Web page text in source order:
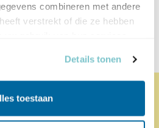
combineren met andere
verstrekt of die ze hebben
Details tonen
toestaan